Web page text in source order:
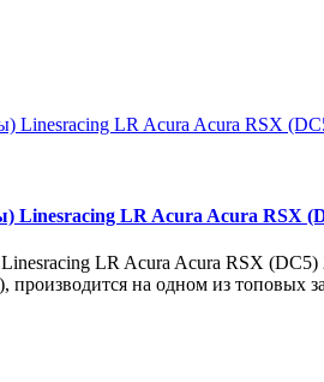
Linesracing LR Acura Acura RSX
LR Acura Acura RSX
производится на одном из топовых